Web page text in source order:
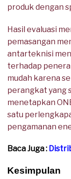
produk dengan
Hasil evaluasi
pemasangan
antarteknisi
terhadap
mudah karena
perangkat yang
menetapkan
satu
pengamanan
Baca Juga :
Kesimpulan